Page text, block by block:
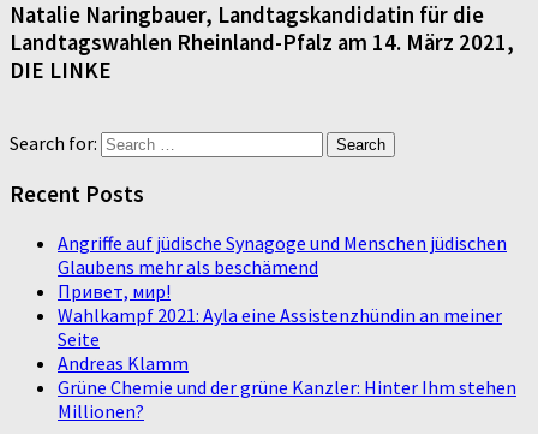
Natalie Naringbauer, Landtagskandidatin für die
Landtagswahlen Rheinland-Pfalz am 14. März 2021,
DIE LINKE
Search for:
Recent Posts
Angriffe auf jüdische Synagoge und Menschen jüdischen
Glaubens mehr als beschämend
Привет, мир!
Wahlkampf 2021: Ayla eine Assistenzhündin an meiner
Seite
Andreas Klamm
Grüne Chemie und der grüne Kanzler: Hinter Ihm stehen
Millionen?